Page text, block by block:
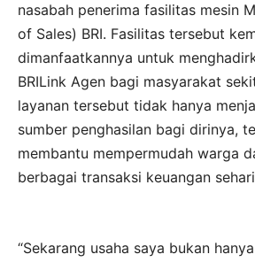
nasabah penerima fasilitas mesin
of Sales) BRI. Fasilitas tersebut
dimanfaatkannya untuk
BRILink Agen bagi masyarakat
layanan tersebut tidak hanya
sumber penghasilan bagi dirinya,
membantu mempermudah warga
berbagai transaksi keuangan
“Sekarang usaha saya bukan